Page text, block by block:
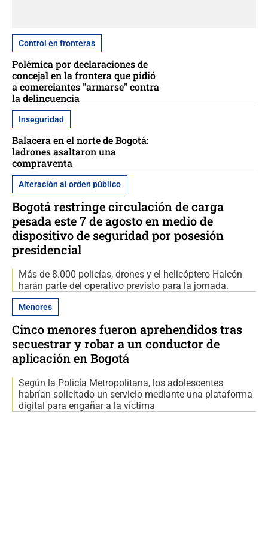
Control en fronteras
Polémica por declaraciones de
concejal en la frontera que pidió
a comerciantes "armarse" contra
la delincuencia
Inseguridad
Balacera en el norte de Bogotá:
ladrones asaltaron una
compraventa
Alteración al orden público
Bogotá restringe circulación de carga
pesada este 7 de agosto en medio de
dispositivo de seguridad por posesión
presidencial
Más de 8.000 policías, drones y el helicóptero Halcón
harán parte del operativo previsto para la jornada.
Menores
Cinco menores fueron aprehendidos tras
secuestrar y robar a un conductor de
aplicación en Bogotá
Según la Policía Metropolitana, los adolescentes
habrían solicitado un servicio mediante una plataforma
digital para engañar a la víctima